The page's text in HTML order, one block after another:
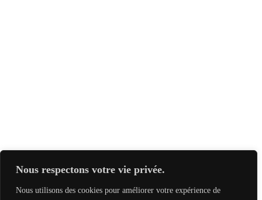
Nous respectons votre vie privée.
Nous utilisons des cookies pour améliorer votre expérience de